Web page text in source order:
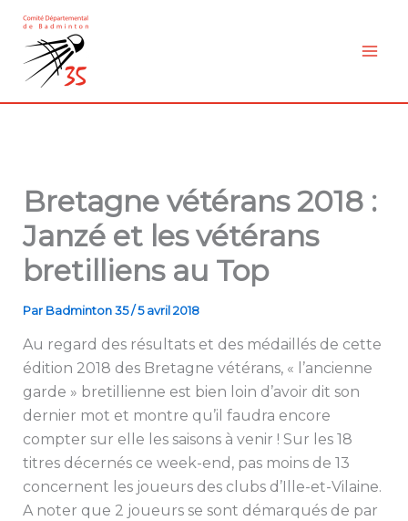
contenu
Bretagne vétérans 2018 :
Janzé et les vétérans
bretilliens au Top
Par Badminton 35/5 avril 2018
Au regard des résultats et des médaillés de cette
édition 2018 des Bretagne vétérans, « l’ancienne
garde » bretillienne est bien loin d’avoir dit son
dernier mot et montre qu’il faudra encore
compter sur elle les saisons à venir ! Sur les 18
titres décernés ce week-end, pas moins de 13
concernent les joueurs des clubs d’Ille-et-Vilaine.
A noter que 2 joueurs se sont démarqués de par